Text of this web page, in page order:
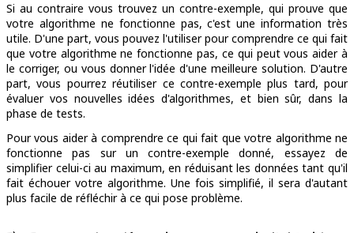
Si au contraire vous trouvez un contre-exemple, qui prouve que
votre algorithme ne fonctionne pas, c'est une information très
utile. D'une part, vous pouvez l'utiliser pour comprendre ce qui fait
que votre algorithme ne fonctionne pas, ce qui peut vous aider à
le corriger, ou vous donner l'idée d'une meilleure solution. D'autre
part, vous pourrez réutiliser ce contre-exemple plus tard, pour
évaluer vos nouvelles idées d'algorithmes, et bien sûr, dans la
phase de tests.
Pour vous aider à comprendre ce qui fait que votre algorithme ne
fonctionne pas sur un contre-exemple donné, essayez de
simplifier celui-ci au maximum, en réduisant les données tant qu'il
fait échouer votre algorithme. Une fois simplifié, il sera d'autant
plus facile de réfléchir à ce qui pose problème.